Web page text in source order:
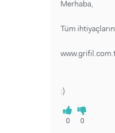
Merhaba,
Tüm
:)
0 0